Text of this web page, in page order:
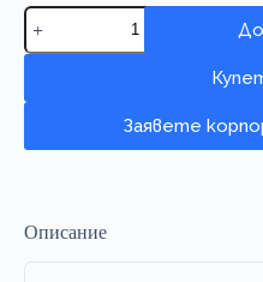
Въвеждащо
обучение
по
304,
|
Онлайн
Заявете
Описание